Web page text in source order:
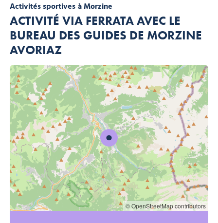
Activités sportivesà Morzine
ACTIVITÉ VIA FERRATA AVEC LE
BUREAU DES GUIDES DE MORZINE
AVORIAZ
© OpenStreetMap contributors